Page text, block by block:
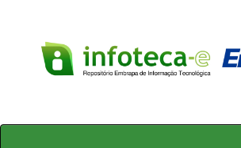
Skip